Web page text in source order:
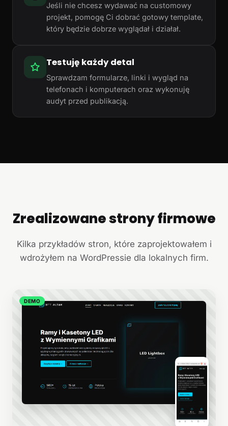
Jeśli nie chcesz wydawać na customowy
projekt, pomogę Ci dobrać gotowy template,
który będzie dobrze wyglądał i działał.
Testuję każdy detal
Sprawdzam formularze, linki i wygląd na
telefonach i komputerach oraz wykonuję
audyt przed publikacją.
+
Zrealizowane strony firmowe
Kilka przykładów stron, które zaprojektowałem i
wdrożyłem na WordPressie dla lokalnych firm.
DEMO